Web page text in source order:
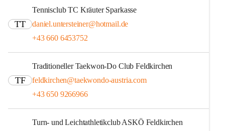
TT
Tennisclub TC Kräuter Sparkasse
daniel.untersteiner@hotmail.de
+43 660 6453752
TF
Traditioneller Taekwon-Do Club Feldkirchen
feldkirchen@taekwondo-austria.com
+43 650 9266966
Turn- und Leichtathletikclub ASKÖ Feldkirchen